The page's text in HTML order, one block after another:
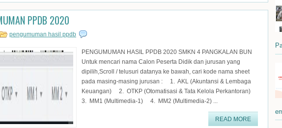
PPDB 2020
pengumuman hasil ppdb
PENGUMUMAN HASIL PPDB 2020 SMKN 4 PANGKALAN BUN
Untuk mencari nama Calon Peserta Didik dan jurusan yang
dipilih,Scroll / telusuri datanya ke bawah, cari kode nama sheet
pada masing-masing jurusan : 1. AKL (Akuntansi & Lembaga
Keuangan) 2. OTKP (Otomatisasi & Tata Kelola Perkantoran)
3. MM1 (Multimedia-1) 4. MM2 (Multimedia-2) ...
READ MORE